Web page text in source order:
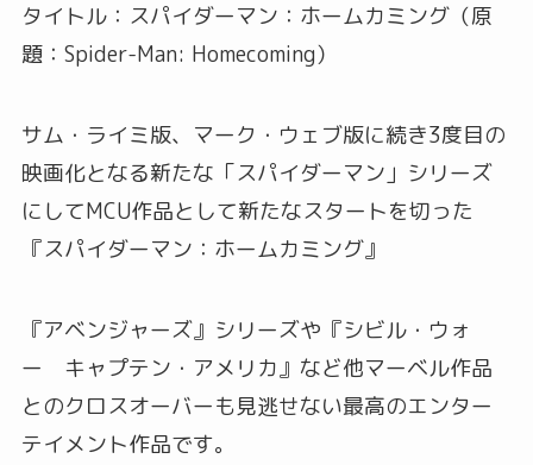
タイトル：スパイダーマン：ホームカミング（原
題：Spider-Man: Homecoming）
サム・ライミ版、マーク・ウェブ版に続き3度目の
映画化となる新たな「スパイダーマン」シリーズ
にしてMCU作品として新たなスタートを切った
『スパイダーマン：ホームカミング』
『アベンジャーズ』シリーズや『シビル・ウォ
ー キャプテン・アメリカ』など他マーベル作品
とのクロスオーバーも見逃せない最高のエンター
テイメント作品です。